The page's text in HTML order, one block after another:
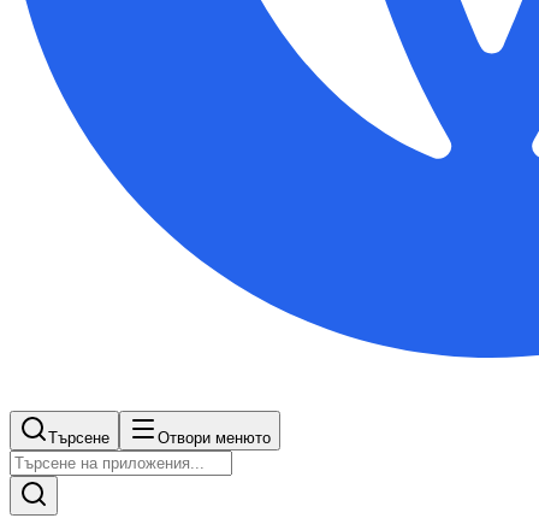
Търсене Отвори менюто